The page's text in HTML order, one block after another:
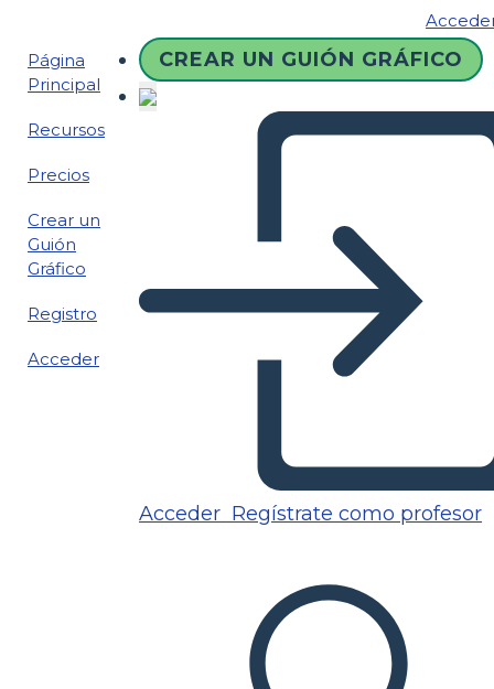
Página
Principal
Recursos
Precios
Crear un
Guión
Gráfico
Registro
Acceder
CREAR UN GUIÓN GRÁFICO
Acceder Regístrate como profesor